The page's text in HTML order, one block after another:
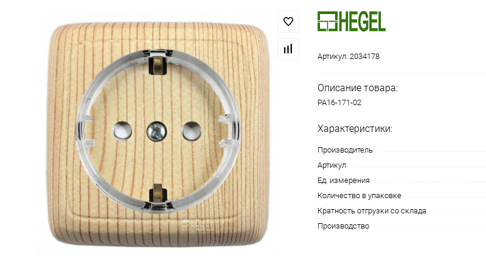
Артикул: 2034178
Описание товара:
РА16-171-02
Характеристики:
Производитель
Артикул
Ед. измерения
Количество в упаковке
Кратность отгрузки со склада
Производство